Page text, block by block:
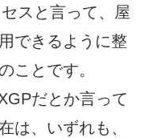
スと言って、屋
できるように整
ことです。
だとか言って
は、いずれも、